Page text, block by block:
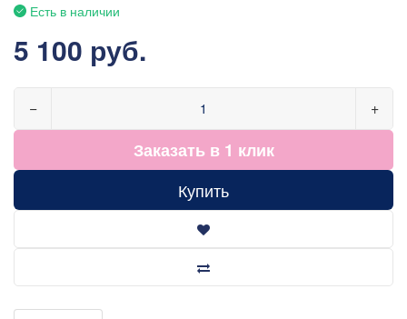
Есть в наличии
5 100 руб.
− +
Заказать в 1 клик
Купить